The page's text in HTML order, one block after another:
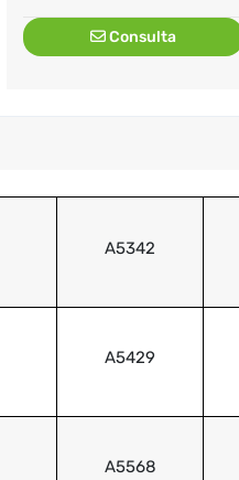
Consulta
A5342
A5429
A5568